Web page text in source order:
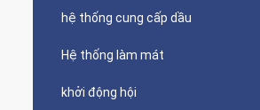
hệ thống cung cấp dầu
Hệ thống làm mát
khởi động hội